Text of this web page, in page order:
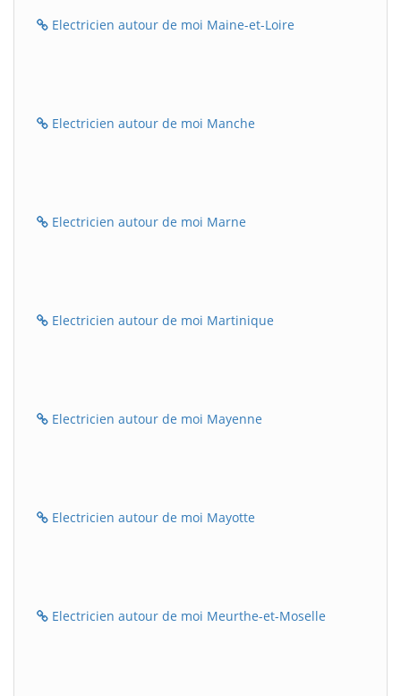
Electricien autour de moi Maine-et-Loire
Electricien autour de moi Manche
Electricien autour de moi Marne
Electricien autour de moi Martinique
Electricien autour de moi Mayenne
Electricien autour de moi Mayotte
Electricien autour de moi Meurthe-et-Moselle